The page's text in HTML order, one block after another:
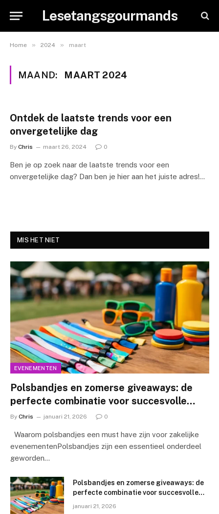
Lesetangsgourmands
Home » 2024 » maart
MAAND: MAART 2024
Ontdek de laatste trends voor een
onvergetelijke dag
By Chris maart 26, 2024 0
Ben je op zoek naar de laatste trends voor een
onvergetelijke dag? Dan ben je hier aan het juiste adres!…
MIS HET NIET
EVENEMENTEN
Polsbandjes en zomerse giveaways: de
perfecte combinatie voor succesvolle
evenementen
By Chris januari 21, 2026 0
Waarom polsbandjes een must have zijn voor zakelijke
evenementenPolsbandjes zijn een essentieel onderdeel
geworden…
Polsbandjes en zomerse giveaways: de
perfecte combinatie voor succesvolle
januari 21, 2026